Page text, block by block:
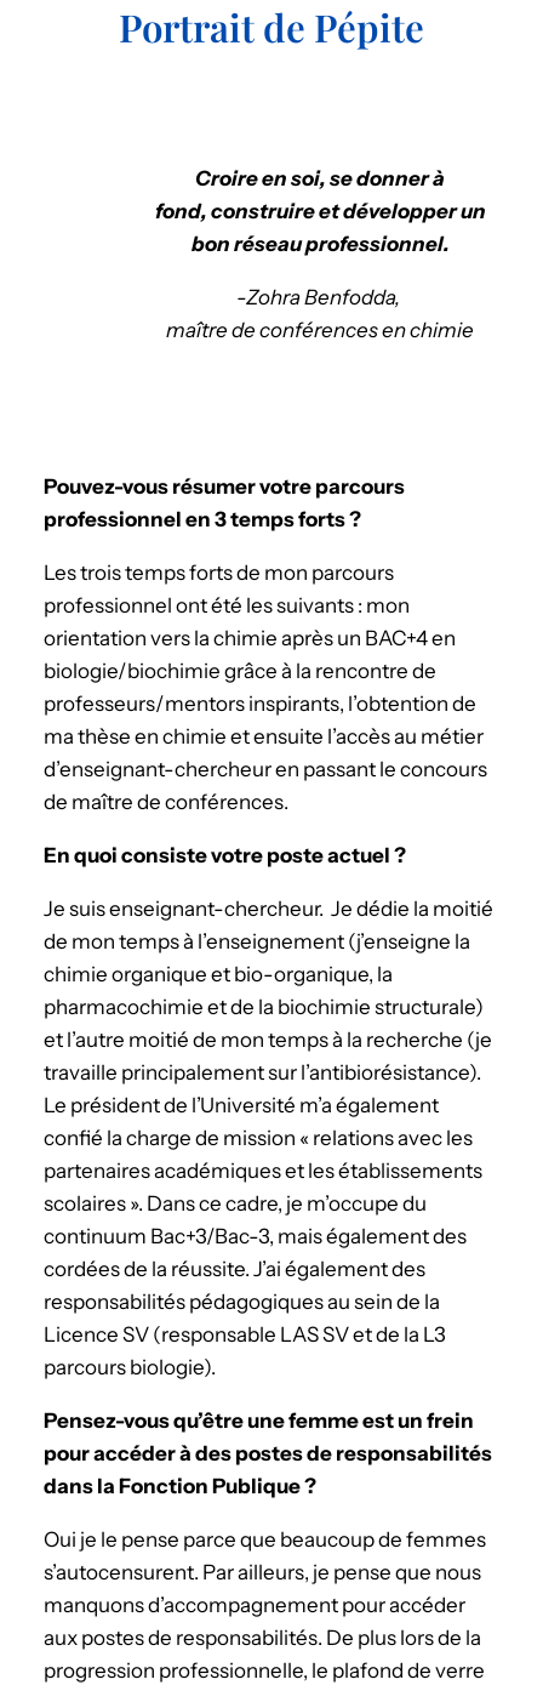
Portrait de Pépite
Croire en soi, se donner à
fond, construire et développer un
bon réseau professionnel.
-Zohra Benfodda,
maître de conférences en chimie
Pouvez-vous résumer votre parcours
professionnel en 3 temps forts ?
Les trois temps forts de mon parcours
professionnel ont été les suivants : mon
orientation vers la chimie après un BAC+4 en
biologie/biochimie grâce à la rencontre de
professeurs/mentors inspirants, l’obtention de
ma thèse en chimie et ensuite l’accès au métier
d’enseignant-chercheur en passant le concours
de maître de conférences.
En quoi consiste votre poste actuel ?
Je suis enseignant-chercheur. Je dédie la moitié
de mon temps à l’enseignement (j’enseigne la
chimie organique et bio-organique, la
pharmacochimie et de la biochimie structurale)
et l’autre moitié de mon temps à la recherche (je
travaille principalement sur l’antibiorésistance).
Le président de l’Université m’a également
confié la charge de mission « relations avec les
partenaires académiques et les établissements
scolaires ». Dans ce cadre, je m’occupe du
continuum Bac+3/Bac-3, mais également des
cordées de la réussite. J’ai également des
responsabilités pédagogiques au sein de la
Licence SV (responsable LAS SV et de la L3
parcours biologie).
Pensez-vous qu’être une femme est un frein
pour accéder à des postes de responsabilités
dans la Fonction Publique ?
Oui je le pense parce que beaucoup de femmes
s’autocensurent. Par ailleurs, je pense que nous
manquons d’accompagnement pour accéder
aux postes de responsabilités. De plus lors de la
progression professionnelle, le plafond de verre